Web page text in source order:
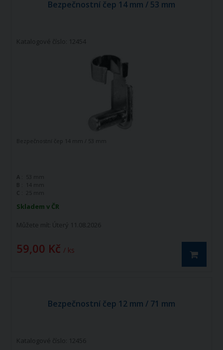
Bezpečnostní čep 14 mm / 53 mm
Katalogové číslo: 12454
Skladem v ČR
Můžete mít: Úterý 11.08.2026
59,00 Kč / ks
Bezpečnostní čep 14 mm / 53 mm
A :
53 mm
B :
14 mm
C :
25 mm
Bezpečnostní čep 12 mm / 71 mm
Katalogové číslo: 12456